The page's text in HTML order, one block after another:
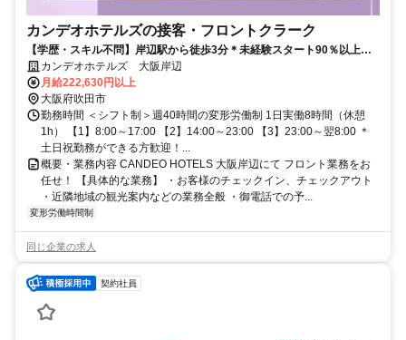
カンデオホテルズの接客・フロントクラーク
【学歴・スキル不問】岸辺駅から徒歩3分＊未経験スタート90％以上！
週休2日制24時間稼働で選べる働き方/昇給・賞与など厚待遇アリ！
カンデオホテルズ 大阪岸辺
月給222,630円以上
大阪府吹田市
勤務時間 ＜シフト制＞週40時間の変形労働制 1日実働8時間（休憩
1h） 【1】8:00～17:00 【2】14:00～23:00 【3】23:00～翌8:00 ＊
土日祝勤務ができる方歓迎！...
概要・業務内容 CANDEO HOTELS 大阪岸辺にて フロント業務をお
任せ！ 【具体的な業務】 ・お客様のチェックイン、チェックアウト
・近隣地域の観光案内などの業務全般 ・御電話での予...
変形労働時間制
同じ企業の求人
契約社員